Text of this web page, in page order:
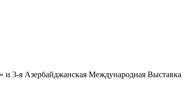
3-я Азербайджанская Международная Выставка